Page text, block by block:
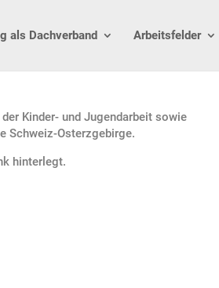
als Dachverband Arbeitsfelder
Kinder- und Jugendarbeit sowie
Schweiz-Osterzgebirge.
hinterlegt.